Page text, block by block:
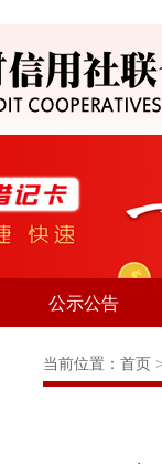
公示公告
当前位置： 首页